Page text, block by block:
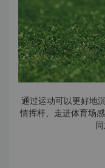
这片生物多种多样的
面积的约75%。这
Samaliya岛距离阿
多，是一处广阔的海
通过运动可以更好地
情挥杆、走进体育场